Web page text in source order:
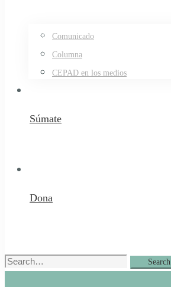
Comunicado
Columna
CEPAD en los medios
Súmate
Dona
Search
Search